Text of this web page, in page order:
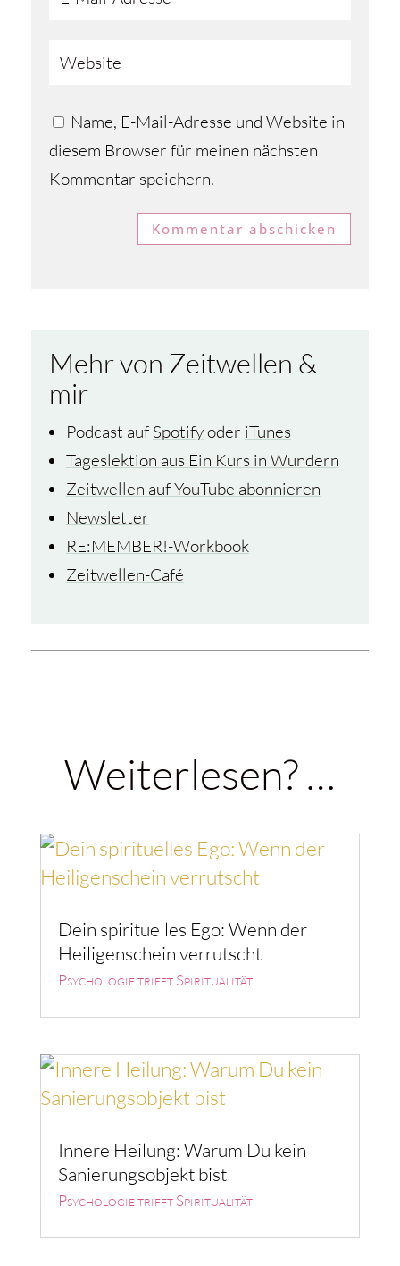
Name, E-Mail-Adresse und Website in
diesem Browser für meinen nächsten
Kommentar speichern.
Kommentar abschicken
Mehr von Zeitwellen &
mir
Podcast auf Spotifyoder iTunes
Tageslektion aus Ein Kurs in Wundern
Zeitwellen auf YouTube abonnieren
Newsletter
RE:MEMBER!-Workbook
Zeitwellen-Café
Weiterlesen? …
Dein spirituelles Ego: Wenn der
Heiligenschein verrutscht
Psychologie trifft Spiritualität
Innere Heilung: Warum Du kein
Sanierungsobjekt bist
Psychologie trifft Spiritualität